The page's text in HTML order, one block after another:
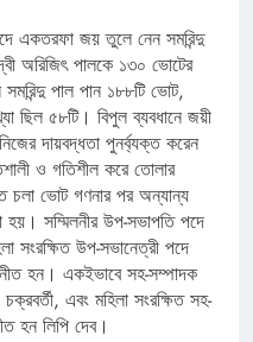
একতরফা জয় তুলে নেন সমরিন্দু
অরিজিৎ পালকে ১৩০ ভোটের
সমরিন্দু পাল পান ১৮৮টি ভোট,
ছিল ৫৮টি। বিপুল ব্যবধানে জয়ী
দায়বদ্ধতা পুনর্ব্যক্ত করেন
ও গতিশীল করে তোলার
চলা ভোট গণনার পর অন্যান্য
সম্মিলনীর উপ-সভাপতি পদে
সংরক্ষিত উপ-সভানেত্রী পদে
হন। একইভাবে সহ-সম্পাদক
এবং মহিলা সংরক্ষিত সহ-
হন লিপি দেব।